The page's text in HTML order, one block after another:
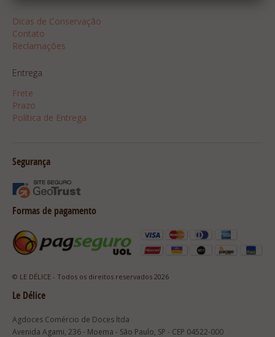
Dicas de Conservação
Contato
Reclamações
Entrega
Frete
Prazo
Política de Entrega
Segurança
Formas de pagamento
© LE DÉLICE - Todos os direitos reservados 2026
Le Délice
Agdoces Comércio de Doces ltda
Avenida Agami, 236 - Moema - São Paulo, SP - CEP 04522-000